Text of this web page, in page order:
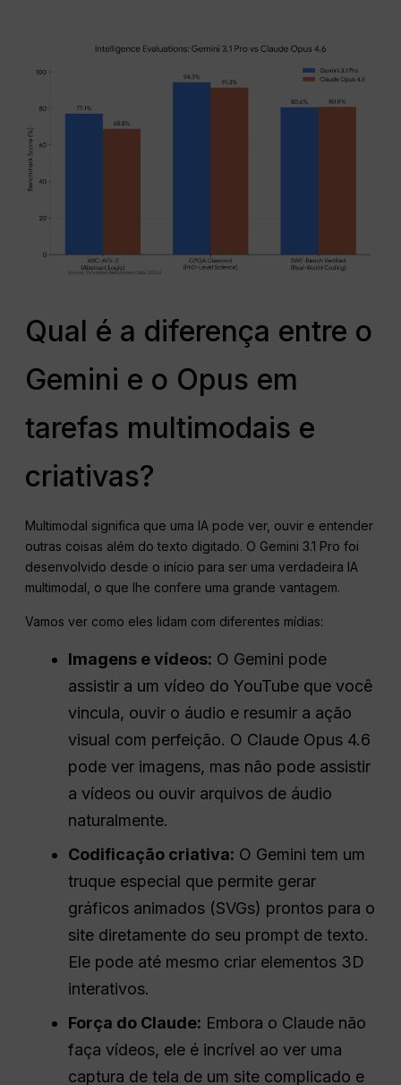
Qual é a diferença entre o
Gemini e o Opus em
tarefas multimodais e
criativas?
Multimodal significa que uma IA pode ver, ouvir e entender
outras coisas além do texto digitado. O Gemini 3.1 Pro foi
desenvolvido desde o início para ser uma verdadeira IA
multimodal, o que lhe confere uma grande vantagem.
Vamos ver como eles lidam com diferentes mídias:
Imagens e vídeos: O Gemini pode
assistir a um vídeo do YouTube que você
vincula, ouvir o áudio e resumir a ação
visual com perfeição. O Claude Opus 4.6
pode ver imagens, mas não pode assistir
a vídeos ou ouvir arquivos de áudio
naturalmente.
Codificação criativa: O Gemini tem um
truque especial que permite gerar
gráficos animados (SVGs) prontos para o
site diretamente do seu prompt de texto.
Ele pode até mesmo criar elementos 3D
interativos.
Força do Claude: Embora o Claude não
faça vídeos, ele é incrível ao ver uma
captura de tela de um site complicado e